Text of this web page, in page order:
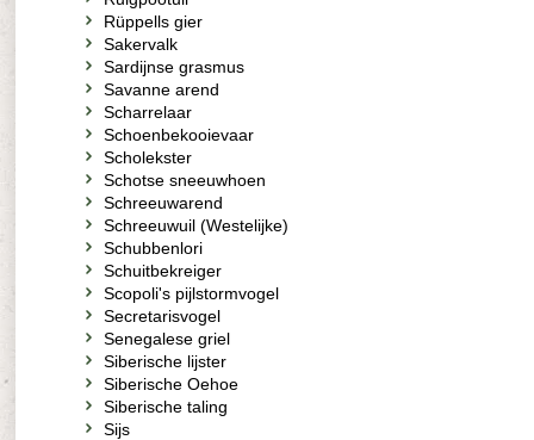
Rüppells gier
Sakervalk
Sardijnse grasmus
Savanne arend
Scharrelaar
Schoenbekooievaar
Scholekster
Schotse sneeuwhoen
Schreeuwarend
Schreeuwuil (Westelijke)
Schubbenlori
Schuitbekreiger
Scopoli's pijlstormvogel
Secretarisvogel
Senegalese griel
Siberische lijster
Siberische Oehoe
Siberische taling
Sijs